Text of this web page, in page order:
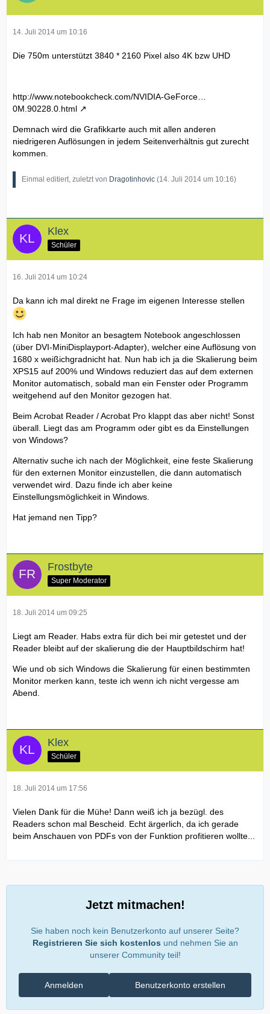
14. Juli 2014 um 10:16
Die 750m unterstützt 3840 * 2160 Pixel also 4K bzw UHD
http://www.notebookcheck.com/NVIDIA-GeForce…
0M.90228.0.html
Demnach wird die Grafikkarte auch mit allen anderen
niedrigeren Auflösungen in jedem Seitenverhältnis gut zurecht
kommen.
Einmal editiert, zuletzt von Dragotinhovic (14. Juli 2014 um 10:16)
Klex
Schüler
16. Juli 2014 um 10:24
Da kann ich mal direkt ne Frage im eigenen Interesse stellen
Ich hab nen Monitor an besagtem Notebook angeschlossen
(über DVI-MiniDisplayport-Adapter), welcher eine Auflösung von
1680 x weißichgradnicht hat. Nun hab ich ja die Skalierung beim
XPS15 auf 200% und Windows reduziert das auf dem externen
Monitor automatisch, sobald man ein Fenster oder Programm
weitgehend auf den Monitor gezogen hat.
Beim Acrobat Reader / Acrobat Pro klappt das aber nicht! Sonst
überall. Liegt das am Programm oder gibt es da Einstellungen
von Windows?
Alternativ suche ich nach der Möglichkeit, eine feste Skalierung
für den externen Monitor einzustellen, die dann automatisch
verwendet wird. Dazu finde ich aber keine
Einstellungsmöglichkeit in Windows.
Hat jemand nen Tipp?
Frostbyte
Super Moderator
18. Juli 2014 um 09:25
Liegt am Reader. Habs extra für dich bei mir getestet und der
Reader bleibt auf der skalierung die der Hauptbildschirm hat!
Wie und ob sich Windows die Skalierung für einen bestimmten
Monitor merken kann, teste ich wenn ich nicht vergesse am
Abend.
Klex
Schüler
18. Juli 2014 um 17:56
Vielen Dank für die Mühe! Dann weiß ich ja bezügl. des
Readers schon mal Bescheid. Echt ärgerlich, da ich gerade
beim Anschauen von PDFs von der Funktion profitieren wollte...
Jetzt mitmachen!
Sie haben noch kein Benutzerkonto auf unserer Seite?
Registrieren Sie sich kostenlos und nehmen Sie an
unserer Community teil!
Benutzerkonto erstellen
Anmelden